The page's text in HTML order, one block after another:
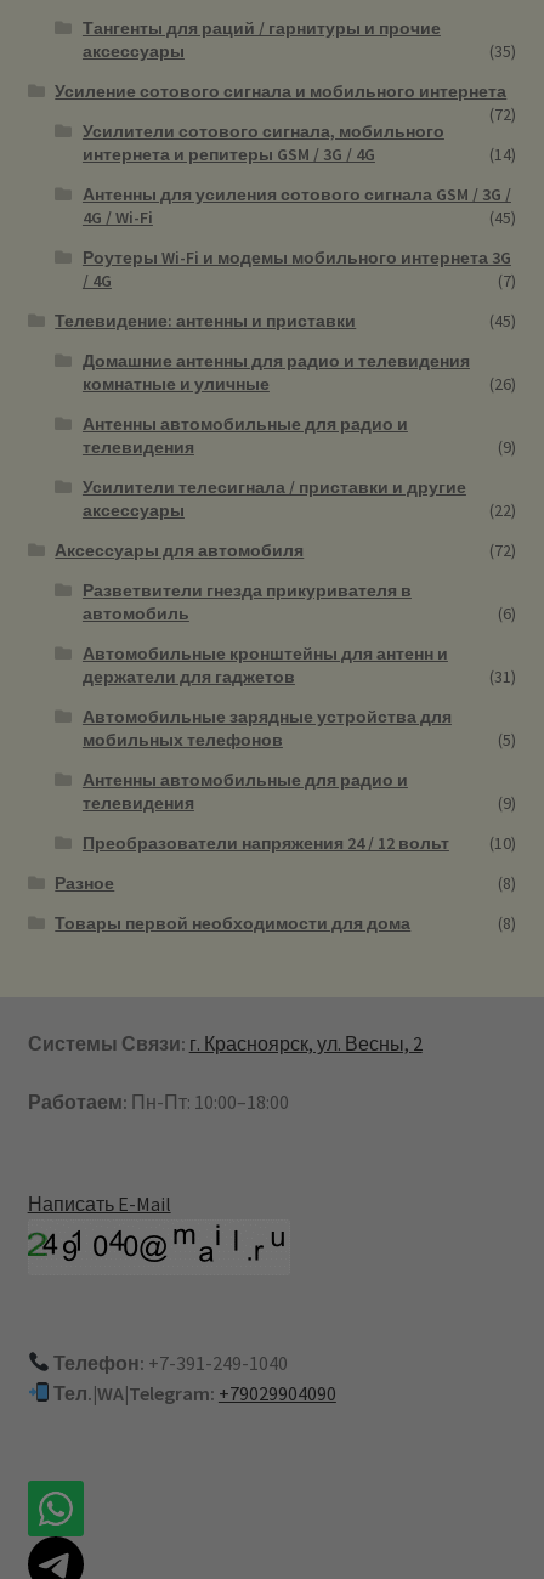
Тангенты для раций / гарнитуры и прочие
аксессуары
(35)
Усиление сотового сигнала и мобильного интернета
(72)
Усилители сотового сигнала, мобильного
интернета и репитеры GSM / 3G / 4G
(14)
Антенны для усиления сотового сигнала GSM / 3G /
4G / Wi-Fi
(45)
Роутеры Wi-Fi и модемы мобильного интернета 3G
/ 4G
(7)
Телевидение: антенны и приставки
(45)
Домашние антенны для радио и телевидения
комнатные и уличные
(26)
Антенны автомобильные для радио и
телевидения
(9)
Усилители телесигнала / приставки и другие
аксессуары
(22)
Аксессуары для автомобиля
(72)
Разветвители гнезда прикуривателя в
автомобиль
(6)
Автомобильные кронштейны для антенн и
держатели для гаджетов
(31)
Автомобильные зарядные устройства для
мобильных телефонов
(5)
Антенны автомобильные для радио и
телевидения
(9)
Преобразователи напряжения 24 / 12 вольт
(10)
Разное
(8)
Товары первой необходимости для дома
(8)
Системы Связи: г. Красноярск, ул. Весны, 2
Работаем: Пн-Пт: 10:00–18:00
Написать E-Mail
Телефон: +7-391-249-1040
Тел.|WA|Telegram: +79029904090